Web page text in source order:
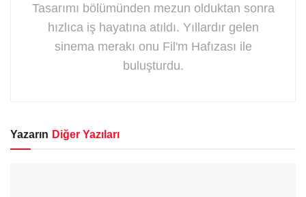
Tasarımı bölümünden mezun olduktan sonra
hızlıca iş hayatına atıldı. Yıllardır gelen
sinema merakı onu Fil'm Hafızası ile
buluşturdu.
Yazarın Diğer Yazıları